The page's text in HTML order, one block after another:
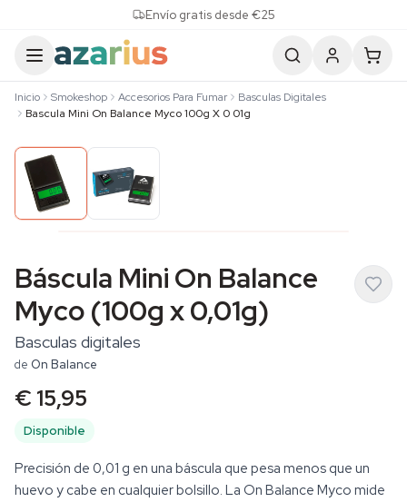
Envío gratis desde €25
Inicio Smokeshop Accesorios Para Fumar
Basculas Digitales
Bascula Mini On Balance Myco 100g X 0 01g
Báscula Mini On Balance
Myco (100g x 0,01g)
Basculas digitales
de On Balance
€ 15,95
Disponible
Precisión de 0,01 g en una báscula que pesa menos que un
huevo y cabe en cualquier bolsillo. La On Balance Myco mide